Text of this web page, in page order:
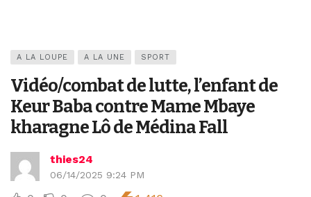
A LA LOUPE A LA UNE SPORT
Vidéo/combat de lutte, l’enfant de
Keur Baba contre Mame Mbaye
kharagne Lô de Médina Fall
thies24
06/14/2025 9:24 PM